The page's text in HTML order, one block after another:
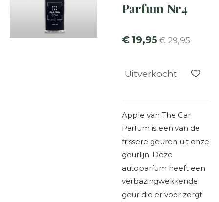
Parfum Nr4
€ 19,95 € 29,95
Uitverkocht
Apple van The Car
Parfum is een van de
frissere geuren uit onze
geurlijn. Deze
autoparfum heeft een
verbazingwekkende
geur die er voor zorgt